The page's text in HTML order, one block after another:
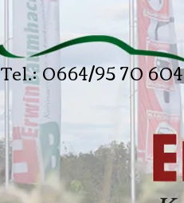
Tel.: 0664/95 70 604